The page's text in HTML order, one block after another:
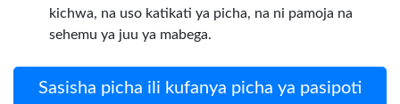
kichwa, na uso katikati ya picha, na ni pamoja na
sehemu ya juu ya mabega.
Sasisha picha ili kufanya picha ya pasipoti